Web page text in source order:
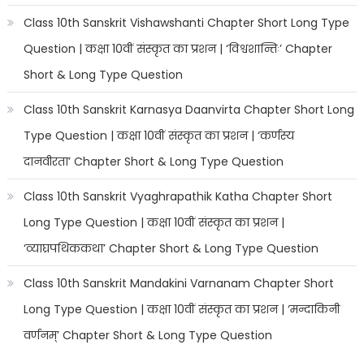
Class 10th Sanskrit Vishawshanti Chapter Short Long Type
Question | कक्षा 10वीं संस्कृत का प्रशन | ‘विश्वशान्तिः’ Chapter
Short & Long Type Question
Class 10th Sanskrit Karnasya Daanvirta Chapter Short Long
Type Question | कक्षा 10वीं संस्कृत का प्रशन | ‘कर्णस्य
दानवीरता’ Chapter Short & Long Type Question
Class 10th Sanskrit Vyaghrapathik Katha Chapter Short
Long Type Question | कक्षा 10वीं संस्कृत का प्रशन |
‘व्याघ्रपथिककथा’ Chapter Short & Long Type Question
Class 10th Sanskrit Mandakini Varnanam Chapter Short
Long Type Question | कक्षा 10वीं संस्कृत का प्रशन | ‘मन्दाकिनी
वर्णनम्’ Chapter Short & Long Type Question